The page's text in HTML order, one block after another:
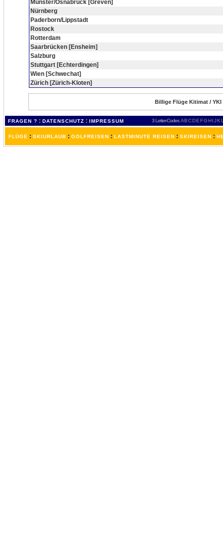
Münster/Osnabrück [Greven]
Nürnberg
Paderborn/Lippstadt
Rostock
Rotterdam
Saarbrücken [Ensheim]
Salzburg
Stuttgart [Echterdingen]
Wien [Schwechat]
Zürich [Zürich-Kloten]
Billige Flüge Kitimat /
FRAGEN ? : DATENSCHUTZ : IMPRESSUM 3 Letter-Codes ABCDEFGH IJKL
FLÜGE : SKIURLAUB : GOLFREISEN : LASTMINUTE REISEN : SKIREISEN :